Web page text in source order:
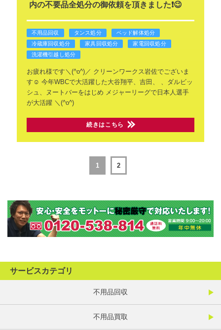
内の不要品全処分の御依頼を頂きました❗😉
不用品回収 タンス処分
ベッド解体処分
冷蔵庫回収処分
家具回収処分
家電回収処分
洗濯機引越し処分
お疲れ様です＼(^o^)／ クリーンワークス岩佐でございま
す☺️ 今年WBCで大活躍した大谷翔平、吉田、
、ダルビッ
シュ、ヌートバーをはじめ メジャーリーグで日本人選手
が大活躍＼(^o^)
続きはこちら
1 2
サービスカテゴリ
不用品回収
不用品買取